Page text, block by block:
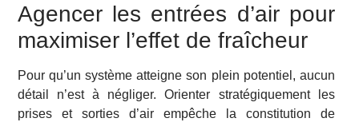
Agencer les entrées d’air pour
maximiser l’effet de fraîcheur
Pour qu’un système atteigne son plein potentiel, aucun
détail n’est à négliger. Orienter stratégiquement les
prises et sorties d’air empêche la constitution de